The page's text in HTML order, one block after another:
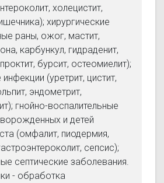
холецистит,
хирургические
раны, ожог, мастит,
карбункул, гидраденит,
бурсит, остеомиелит);
(уретрит, цистит,
эндометрит,
гнойно-воспалительные
и детей
(омфалит, пиодермия,
сепсис);
септические заболевания.
- обработка